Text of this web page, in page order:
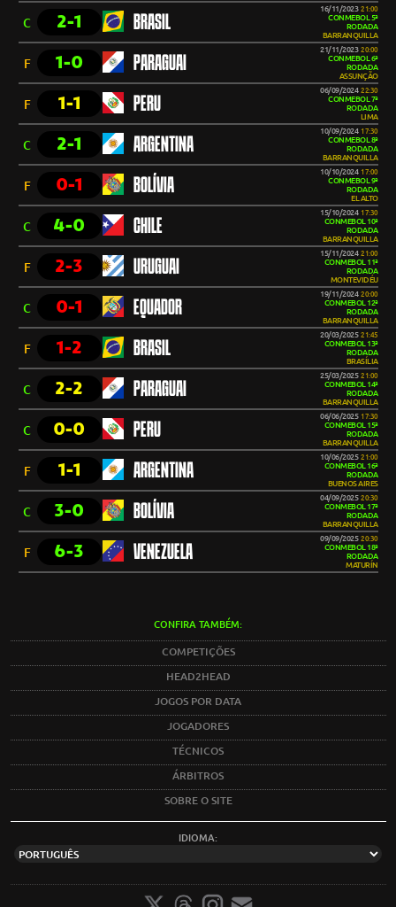
C 2-1 BRASIL
16/11/2023 21:00
CONMEBOL 5ª
RODADA
BARRANQUILLA
F 1-0 PARAGUAI
21/11/2023 20:00
CONMEBOL 6ª
RODADA
ASSUNÇÃO
F 1-1 PERU
06/09/2024 22:30
CONMEBOL 7ª
RODADA
LIMA
C 2-1 ARGENTINA
10/09/2024 17:30
CONMEBOL 8ª
RODADA
BARRANQUILLA
F 0-1 BOLÍVIA
10/10/2024 17:00
CONMEBOL 9ª
RODADA
EL ALTO
C 4-0 CHILE
15/10/2024 17:30
CONMEBOL 10ª
RODADA
BARRANQUILLA
F 2-3 URUGUAI
15/11/2024 21:00
CONMEBOL 11ª
RODADA
MONTEVIDÉU
C 0-1 EQUADOR
19/11/2024 20:00
CONMEBOL 12ª
RODADA
BARRANQUILLA
F 1-2 BRASIL
20/03/2025 21:45
CONMEBOL 13ª
RODADA
BRASÍLIA
C 2-2 PARAGUAI
25/03/2025 21:00
CONMEBOL 14ª
RODADA
BARRANQUILLA
C 0-0 PERU
06/06/2025 17:30
CONMEBOL 15ª
RODADA
BARRANQUILLA
F 1-1 ARGENTINA
10/06/2025 21:00
CONMEBOL 16ª
RODADA
BUENOS AIRES
C 3-0 BOLÍVIA
04/09/2025 20:30
CONMEBOL 17ª
RODADA
BARRANQUILLA
F 6-3 VENEZUELA
09/09/2025 20:30
CONMEBOL 18ª
RODADA
MATURÍN
CONFIRA TAMBÉM:
COMPETIÇÕES
HEAD2HEAD
JOGOS POR DATA
JOGADORES
TÉCNICOS
ÁRBITROS
SOBRE O SITE
IDIOMA: